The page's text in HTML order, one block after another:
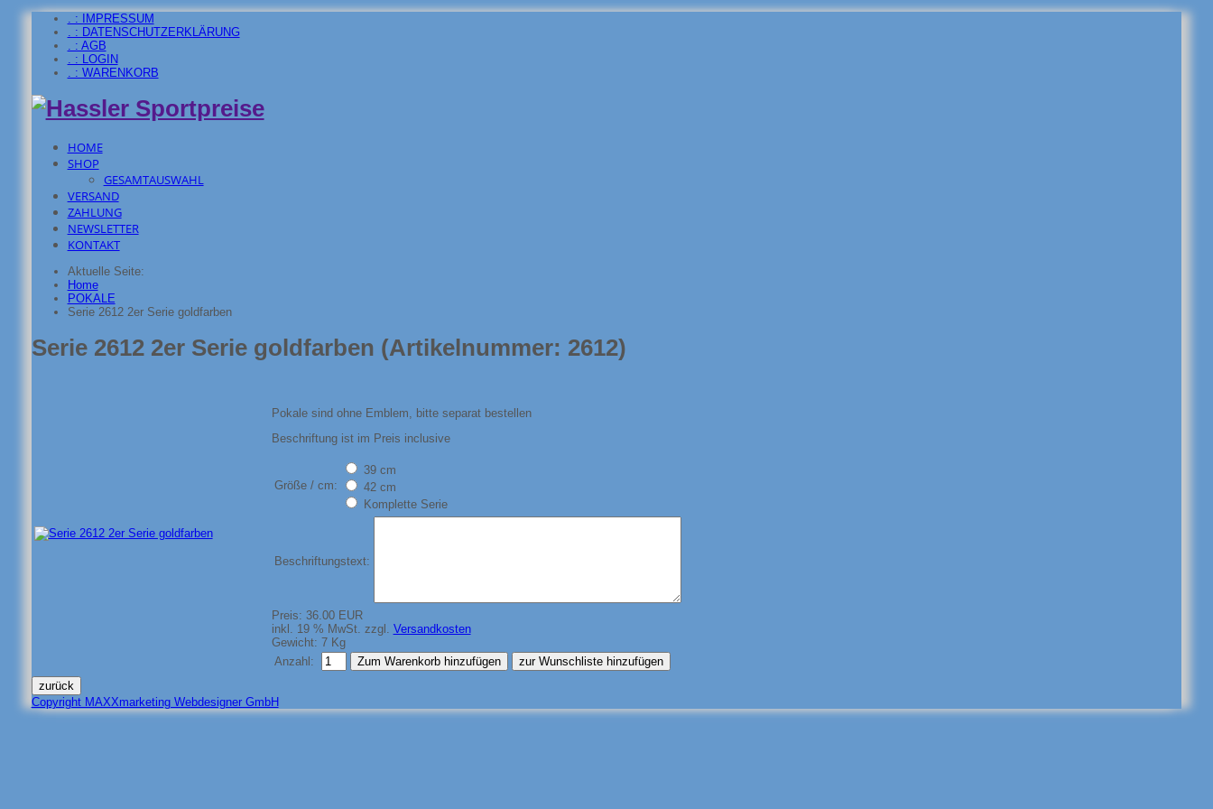
. : IMPRESSUM
. : DATENSCHUTZERKLÄRUNG
. : AGB
. : LOGIN
. : WARENKORB
HOME
SHOP
GESAMTAUSWAHL
VERSAND
ZAHLUNG
NEWSLETTER
KONTAKT
Aktuelle Seite:
Home
POKALE
Serie 2612 2er Serie goldfarben
Serie 2612 2er Serie goldfarben (Artikelnummer: 2612)
Pokale sind ohne Emblem, bitte separat bestellen
Beschriftung ist im Preis inclusive
Größe / cm:
39 cm
42 cm
Komplette Serie
Beschriftungstext:
Preis: 36.00 EUR
inkl. 19 % MwSt. zzgl. Versandkosten
Gewicht: 7 Kg
Anzahl:
Copyright MAXXmarketing Webdesigner GmbH